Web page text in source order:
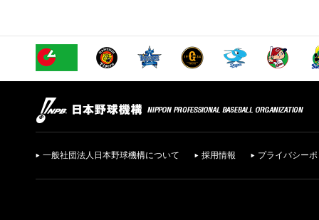
一般社団法人日本野球機構について 採用情報 プライバシー